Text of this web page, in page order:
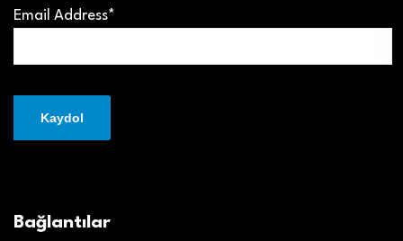
Email Address*
Bağlantılar